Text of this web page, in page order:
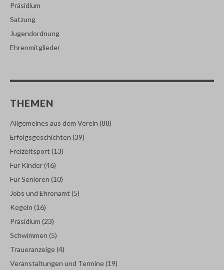
Präsidium
Satzung
Jugendordnung
Ehrenmitglieder
THEMEN
Allgemeines aus dem Verein (88)
Erfolgsgeschichten (39)
Freizeitsport (13)
Für Kinder(46)
Für Senioren (10)
Jobs und Ehrenamt (5)
Kegeln (16)
Präsidium (23)
Schwimmen (5)
Traueranzeige(4)
Veranstaltungen und Termine(19)